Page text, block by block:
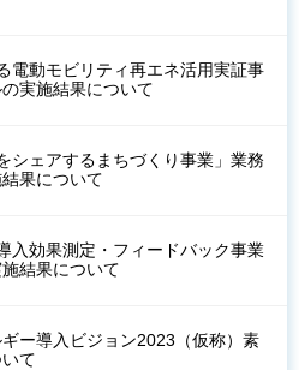
電動モビリティ再エネ活用実証事
実施結果について
シェアするまちづくり事業」業務
果について
入効果測定・フィードバック事業
結果について
ー導入ビジョン2023（仮称）素
て